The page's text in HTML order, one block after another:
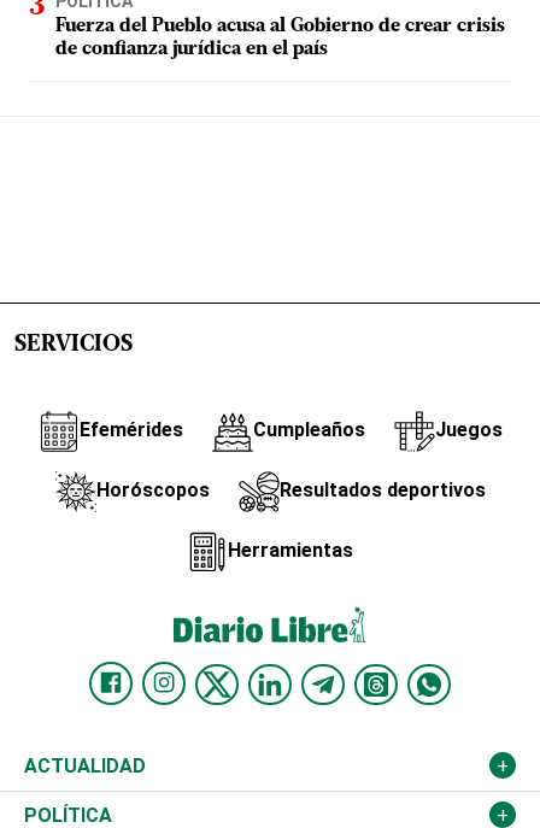
Fuerza del Pueblo acusa al Gobierno de crear crisis
de confianza jurídica en el país
SERVICIOS
Efemérides Cumpleaños Juegos
Horóscopos Resultados deportivos
Herramientas
ACTUALIDAD
Nacional
POLÍTICA